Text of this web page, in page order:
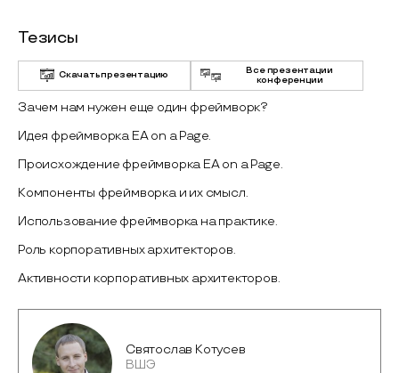
Тезисы
Скачать презентацию
Все презентации
конференции
Зачем нам нужен еще один фреймворк?
Идея фреймворка EA on a Page.
Происхождение фреймворка EA on a Page.
Компоненты фреймворка и их смысл.
Использование фреймворка на практике.
Роль корпоративных архитекторов.
Активности корпоративных архитекторов.
Святослав Котусев
ВШЭ